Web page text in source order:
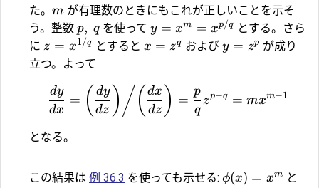
た。 m が有理数のときにもこれが正しいことを示そ
う。整数 p, qを使って y = xm = xp/q
とする。さら
に z = x1/q とすると x = zq およびy = zp が成り
立つ。よって
dx
dy
= ( dz
dy )/( dz
dx ) =
q
p
zp−q = mxm−1
となる。
この結果は 例 36.3 を使っても示せる: ϕ(x) = xm
と